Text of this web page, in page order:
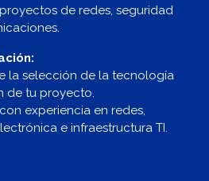
de redes, seguridad
la selección de la tecnología
de tu proyecto.
experiencia en redes,
e infraestructura TI.